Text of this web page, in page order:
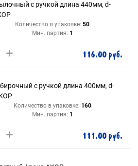
с ручкой длина 440мм, d-
Количество в упаковке: 50
Мин. партия: 1
116.00 руб.
с ручкой длина 400мм, d-
Количество в упаковке: 160
Мин. партия: 1
111.00 руб.